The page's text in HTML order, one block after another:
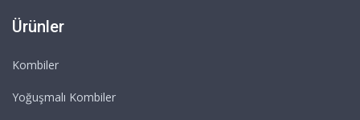
Ürünler
Kombiler
Yoğuşmalı Kombiler